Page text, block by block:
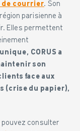
de courrier. Son
parisienne à
Elles permettent
CORUS a
son
face aux
(crise du papier),
pouvez consulter